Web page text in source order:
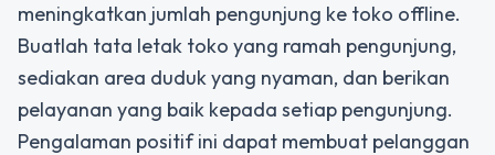
meningkatkan jumlah pengunjung ke toko offline.
Buatlah tata letak toko yang ramah pengunjung,
sediakan area duduk yang nyaman, dan berikan
pelayanan yang baik kepada setiap pengunjung.
Pengalaman positif ini dapat membuat pelanggan